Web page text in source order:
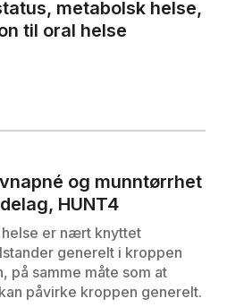
metabolsk helse,
til oral helse
og munntørrhet
HUNT4
er nært knyttet
generelt i kroppen
på samme måte som at
påvirke kroppen generelt.